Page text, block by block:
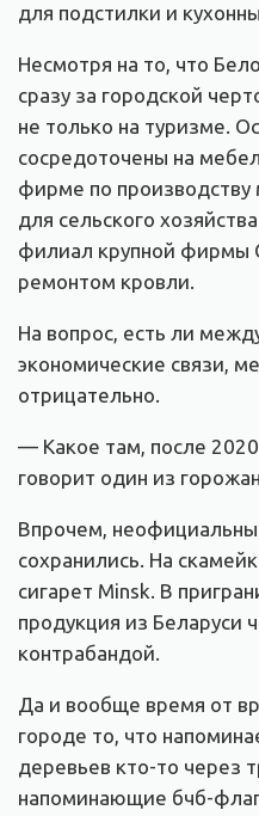
для подстилки и
Несмотря на то, что
сразу за городской
не только на туризме.
сосредоточены на
фирме по
для сельского
филиал крупной фирмы
ремонтом кровли.
На вопрос, есть ли
экономические связи,
отрицательно.
— Какое там, после
говорит один из
Впрочем,
сохранились. На
сигарет Minsk. В
продукция из Беларуси
контрабандой.
Да и вообще время от
городе то, что
деревьев кто-то через
напоминающие бчб-